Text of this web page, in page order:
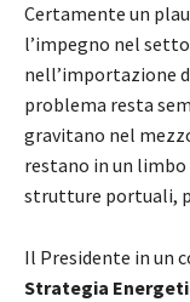
Certamente un
l’impegno nel
nell’importazione
problema resta
gravitano nel
restano in un
strutture portuali,
Il Presidente in un
Strategia